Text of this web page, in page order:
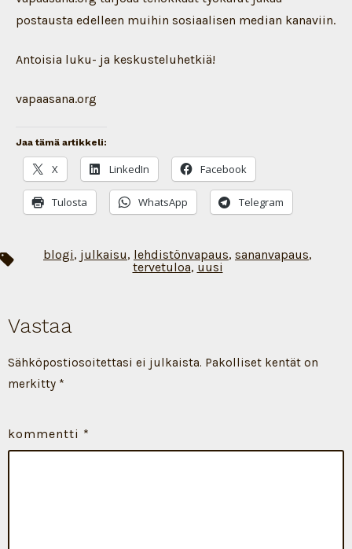
postausta edelleen muihin sosiaalisen median kanaviin.
Antoisia luku- ja keskusteluhetkiä!
vapaasana.org
Jaa tämä artikkeli:
X LinkedIn Facebook
Tulosta WhatsApp Telegram
Avainsanat
blogi, julkaisu, lehdistönvapaus, sananvapaus,
tervetuloa, uusi
Vastaa
Sähköpostiosoitettasi ei julkaista. Pakolliset kentät on
merkitty *
kommentti *